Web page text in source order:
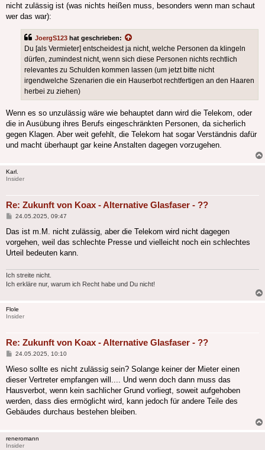
nicht zulässig ist (was nichts heißen muss, besonders wenn man schaut
wer das war):
JoergS123 hat geschrieben:
Du [als Vermieter] entscheidest ja nicht, welche Personen da klingeln
dürfen, zumindest nicht, wenn sich diese Personen nichts rechtlich
relevantes zu Schulden kommen lassen (um jetzt bitte nicht
irgendwelche Szenarien die ein Hauserbot rechtfertigen an den Haaren
herbei zu ziehen)
Wenn es so unzulässig wäre wie behauptet dann wird die Telekom, oder
die in Ausübung ihres Berufs eingeschränkten Personen, da sicherlich
gegen Klagen. Aber weit gefehlt, die Telekom hat sogar Verständnis dafür
und macht überhaupt gar keine Anstalten dagegen vorzugehen.
Karl.
Insider
Re: Zukunft von Koax - Alternative Glasfaser - ??
Beitrag
24.05.2025, 09:47
Das ist m.M. nicht zulässig, aber die Telekom wird nicht dagegen
vorgehen, weil das schlechte Presse und vielleicht noch ein schlechtes
Urteil bedeuten kann.
Ich streite nicht.
Ich erkläre nur, warum ich Recht habe und Du nicht!
Flole
Insider
Re: Zukunft von Koax - Alternative Glasfaser - ??
Beitrag
24.05.2025, 10:10
Wieso sollte es nicht zulässig sein? Solange keiner der Mieter einen
dieser Vertreter empfangen will.... Und wenn doch dann muss das
Hausverbot, wenn kein sachlicher Grund vorliegt, soweit aufgehoben
werden, dass dies ermöglicht wird, kann jedoch für andere Teile des
Gebäudes durchaus bestehen bleiben.
reneromann
Insider